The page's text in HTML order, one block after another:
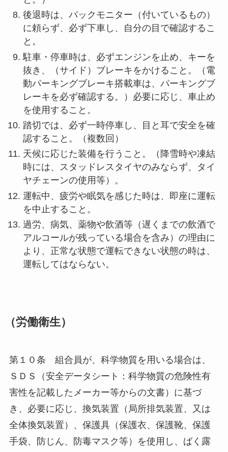
後退時は、バックモニター（付いているもの）
に頼らず、必ず下車し、自分の目で確認するこ
と。
駐車・停車時は、必ずエンジンを止め、キーを
抜き、（サイド）ブレーキをかけること。（電
動パーキングブレーキ搭載車は、パーキングブ
レーキを必ず確認する。）必要に応じ、車止め
を使用すること。
踏切では、必ず一時停車し、目と耳で安全を確
認すること。（複数回）
天候に応じた装備を行うこと。（降雪時や凍結
時には、スタッドレスタイヤのみならず、タイ
ヤチェーンの使用等）。
運転中、疲労や眠気を感じた時は、即座に運転
を中止すること。
過労、病気、薬物や飲酒等（遅くまでの飲酒で
アルコールが残っている場合を含み）の理由に
より、正常な状態で運転できない状態の時は、
運転してはならない。
（労働衛生）
第１０条 組合員が、科学物質を用いる場合は、
ＳＤＳ（安全データシート：科学物質の危険性有
害性を記載したメーカー等からの文書）に基づ
き、必要に応じ、換気装置（局所排気装置、又は
全体換気装置）、保護具（保護衣、保護靴、保護
手袋、防じん、防毒マスク等）を使用し、ばく露